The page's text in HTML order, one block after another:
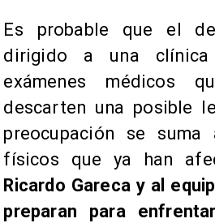
Es probable que el
dirigido a una clínica
exámenes médicos
descarten una posible
preocupación se
físicos que ya han
Ricardo Gareca y al
preparan para